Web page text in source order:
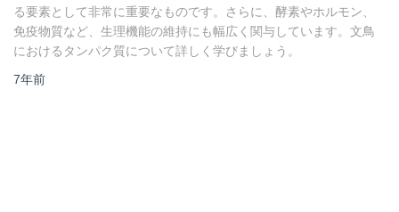
る要素として非常に重要なものです。さらに、酵素やホルモン、
免疫物質など、生理機能の維持にも幅広く関与しています。文鳥
におけるタンパク質について詳しく学びましょう。
7年前